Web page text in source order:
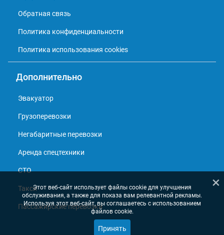
Обратная связь
Политика конфиденциальности
Политика использования cookies
Дополнительно
Эвакуатор
Грузоперевозки
Негабаритные перевозки
Аренда спецтехники
СТО
Такси
Пассажирские перевозки
×
Этот веб-сайт использует файлы cookie для улучшения
обслуживания, а также для показа вам релевантной рекламы.
Используя этот веб-сайт, вы соглашаетесь с использованием
файлов cookie.
Принять